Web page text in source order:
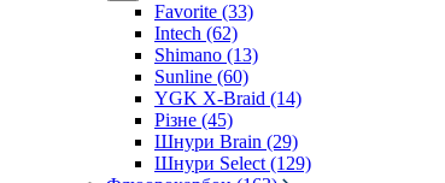
Favorite (33)
Intech (62)
Shimano (13)
Sunline (60)
YGK X-Braid (14)
Різне (45)
Шнури Brain (29)
Шнури Select (129)